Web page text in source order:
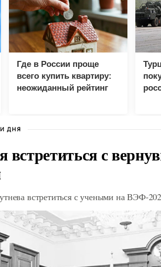
Где в России проще
всего купить квартиру:
неожиданный рейтинг
ДНЯ
встретиться с
встретиться с учеными на ВЭФ-